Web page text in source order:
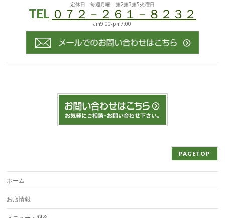
定休日 毎週月曜 第2第3第5火曜日
TEL ０７２－２６１－８２３２
am9:00-pm7:00
PAGETOP
ホーム
お店情報